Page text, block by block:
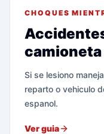
CHOQUES
Si se lesiono
reparto o vehiculo
espanol.
Ver guia